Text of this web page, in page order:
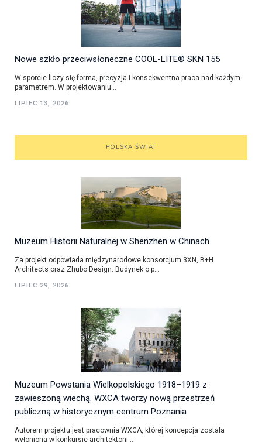
Nowe szkło przeciwsłoneczne COOL-LITE® SKN 155
W sporcie liczy się forma, precyzja i konsekwentna praca nad każdym
parametrem. W projektowaniu...
LIPIEC 13, 2026
POLSKA ŚWIAT
Muzeum Historii Naturalnej w Shenzhen w Chinach
Za projekt odpowiada międzynarodowe konsorcjum 3XN, B+H
Architects oraz Zhubo Design. Budynek o p...
LIPIEC 29, 2026
Muzeum Powstania Wielkopolskiego 1918–1919 z
zawieszoną wiechą. WXCA tworzy nową przestrzeń
publiczną w historycznym centrum Poznania
Autorem projektu jest pracownia WXCA, której koncepcja została
wyłoniona w konkursie architektoni...